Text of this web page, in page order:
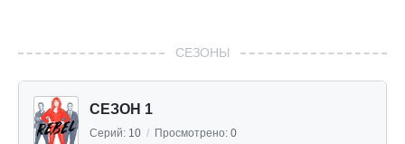
СЕЗОНЫ
СЕЗОН 1
Серий: 10 / Просмотрено: 0